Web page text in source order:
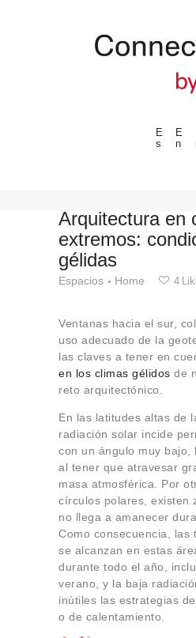
E
s
E
n
---ENLACES---
Eventos
Espacios
Materiales
Tecnologia
Colaboraciones
Sobre Connections
by Finsa
Arquitectura en
extremos:
gélidas
Espacios Home 4
Ventanas hacia el sur,
uso adecuado de la
las claves a tener en
en los climas gélidos de
reto arquitectónico.
En las latitudes altas de
radiación solar incide
con un ángulo muy bajo,
al tener que atravesar
masa atmosférica. Por
círculos polares, existen
no llega a amanecer
Como consecuencia, las
se alcanzan en estas
durante todo el año,
verano, y la baja
inútiles las estrategias
o de calentamiento.